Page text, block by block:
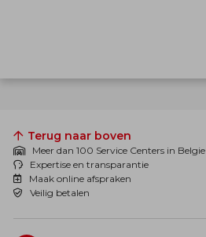
Terug naar boven
Meer dan 100 Service Centers in Belgie
Expertise en transparantie
Maak online afspraken
Veilig betalen